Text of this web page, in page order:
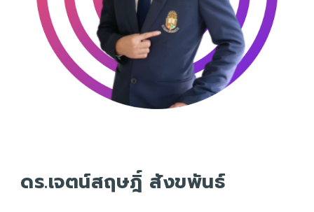
ดร.เจตน์สฤษฎิ์ สังขพันธ์